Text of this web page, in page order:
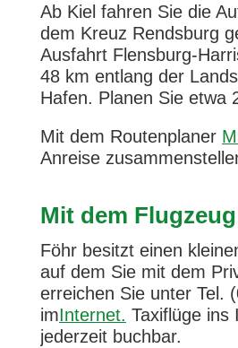
Ab Kiel fahren Sie die
dem Kreuz Rendsburg
Ausfahrt Flensburg-
48 km entlang der
Hafen. Planen Sie
Mit dem Routenplaner
Anreise
Mit dem
Föhr besitzt einen
auf dem Sie mit dem
erreichen Sie unter Tel.
imInternet. Taxiflüge ins
jederzeit buchbar.